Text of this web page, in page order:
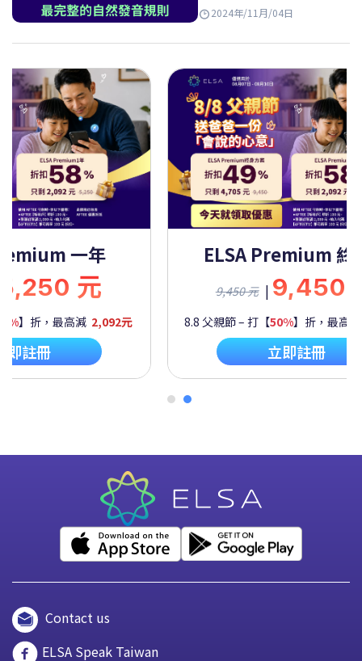
2024年/11月/04日
一年
元
】折，最高減 2,092元
即註冊
ELSA Premium 終
9,450 元 | 9,450
8.8 父親節 – 打【50%】折，最高
立即註冊
Contact us
ELSA Speak Taiwan